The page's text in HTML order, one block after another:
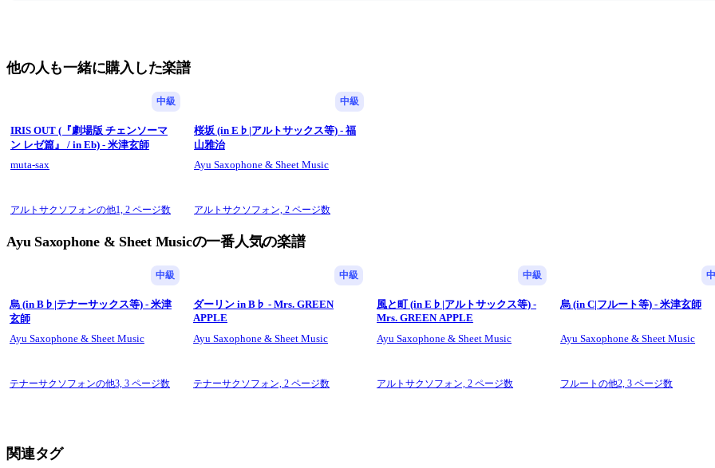
他の人も一緒に購入した楽譜
中級
IRIS OUT (『劇場版 チェンソーマ
ン レゼ篇』 / in Eb) - 米津玄師
muta-sax
アルトサクソフォンの他1, 2 ページ数
中級
桜坂 (in E♭|アルトサックス等) - 福
山雅治
Ayu Saxophone & Sheet Music
アルトサクソフォン,2 ページ数
Ayu Saxophone & Sheet Musicの一番人気の楽譜
中級
烏 (in B♭|テナーサックス等) - 米津
玄師
Ayu Saxophone & Sheet Music
テナーサクソフォンの他3, 3 ページ数
中級
ダーリン in B♭ - Mrs. GREEN
APPLE
Ayu Saxophone & Sheet Music
テナーサクソフォン,2 ページ数
中級
風と町 (in E♭|アルトサックス等) -
Mrs. GREEN APPLE
Ayu Saxophone & Sheet Music
アルトサクソフォン,2 ページ数
烏 (in C|フルート等) - 米津玄師
Ayu Saxophone & Sheet Music
フルートの他2,3 ページ数
関連タグ